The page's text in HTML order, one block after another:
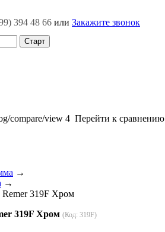
394 48 66 или Закажите звонок
compare/view 4 Перейти к сравнению
→
→
319F Хром
319F Хром (Код: 319F)